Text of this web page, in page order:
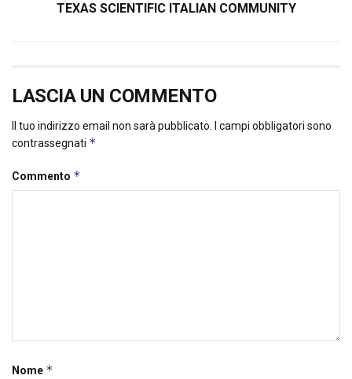
TEXAS SCIENTIFIC ITALIAN COMMUNITY
LASCIA UN COMMENTO
Il tuo indirizzo email non sarà pubblicato.
I campi obbligatori sono
contrassegnati *
Commento *
Nome *